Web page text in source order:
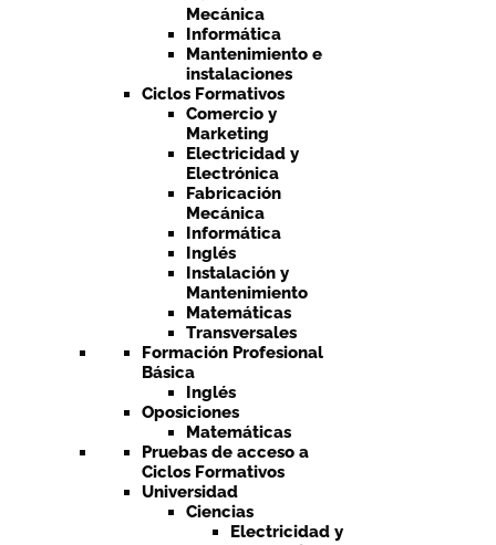
Mecánica
Informática
Mantenimiento e
instalaciones
Ciclos Formativos
Comercio y
Marketing
Electricidad y
Electrónica
Fabricación
Mecánica
Informática
Inglés
Instalación y
Mantenimiento
Matemáticas
Transversales
Formación Profesional
Básica
Inglés
Oposiciones
Matemáticas
Pruebas de acceso a
Ciclos Formativos
Universidad
Ciencias
Electricidad y